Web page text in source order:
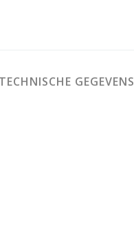
TECHNISCHE GEGEVENS